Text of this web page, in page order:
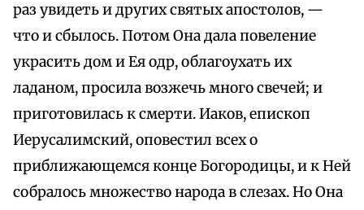
раз увидеть и других святых апостолов, —
что и сбылось. Потом Она дала повеление
украсить дом и Ея одр, облагоухать их
ладаном, просила возжечь много свечей; и
приготовилась к смерти. Иаков, епископ
Иерусалимский, оповестил всех о
приближающемся конце Богородицы, и к Ней
собралось множество народа в слезах. Но Она